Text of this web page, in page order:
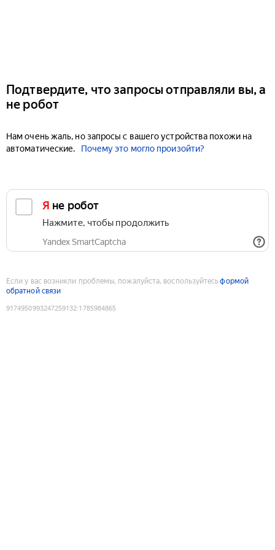
Подтвердите, что запросы отправляли вы, а
не робот
Нам очень жаль, но запросы с вашего устройства похожи на
автоматические.
Почему это могло произойти?
Я не робот
Нажмите, чтобы продолжить
Yandex SmartCaptcha
Если у вас возникли проблемы, пожалуйста, воспользуйтесьформой
обратной связи
9174950993247259132:1785984865